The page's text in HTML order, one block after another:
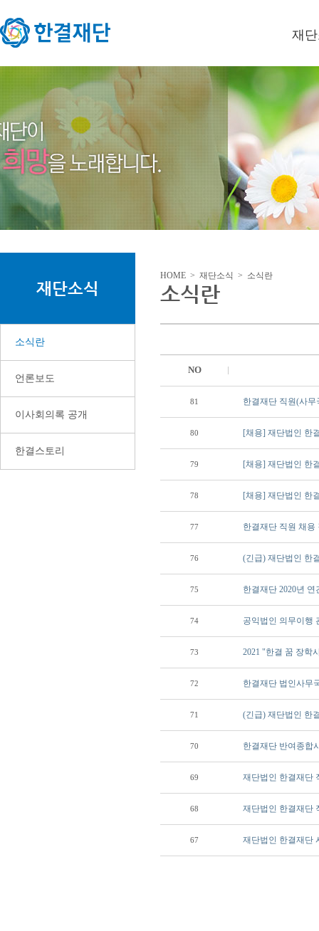
재
이사
미션/
연혁
재단소식
소식란
언론보도
이사회의록 공개
한결스토리
HOME > 재단소식 > 소식란
소식란
NO
81 한결재단 직원(사
80 [채용] 재단법인 한
79 [채용] 재단법인 한
78 [채용] 재단법인 한
77 한결재단 직원 채용
76 (긴급) 재단법인 한
75 한결재단 2020년
74 공익법인 의무이행
73 2021 "한결 꿈 장학
72 한결재단 법인사무
71 (긴급) 재단법인 한
70 한결재단 반여종합
69 재단법인 한결재단
68 재단법인 한결재단
67 재단법인 한결재단